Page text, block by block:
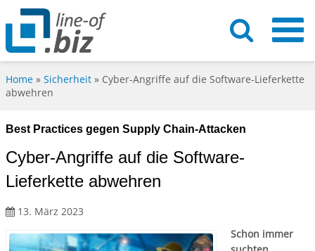
Home » Sicherheit » Cyber-Angriffe auf die Software-Lieferkette
abwehren
Best Practices gegen Supply Chain-Attacken
Cyber-Angriffe auf die Software-
Lieferkette abwehren
13. März 2023
Schon immer